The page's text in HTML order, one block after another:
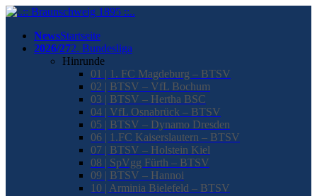
NewsStartseite
2026/272. Bundesliga
Hinrunde
01 | 1. FC Magdeburg – BTSV
02 | BTSV – VfL Bochum
03 | BTSV – Hertha BSC
04 | VfL Osnabrück – BTSV
05 | BTSV – Dynamo Dresden
06 | 1.FC Kaiserslautern – BTSV
07 | BTSV – Holstein Kiel
08 | SpVgg Fürth – BTSV
09 | BTSV – Hannoi
10 | Arminia Bielefeld – BTSV